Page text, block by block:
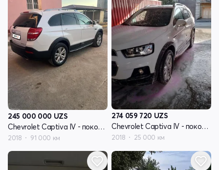
245 000 000 UZS
Chevrolet Captiva IV - поколение
2018 91 000 км
274 059 720 UZS
Chevrolet Captiva IV - поколение
2018 25 000 км